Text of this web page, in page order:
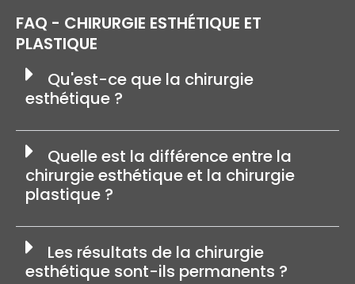
FAQ - CHIRURGIE ESTHÉTIQUE ET
PLASTIQUE
Qu'est-ce que la chirurgie
esthétique ?
Quelle est la différence entre la
chirurgie esthétique et la chirurgie
plastique ?
Les résultats de la chirurgie
esthétique sont-ils permanents ?